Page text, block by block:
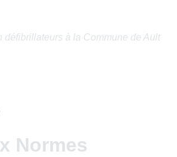
défibrillateurs à la Commune de Ault
Normes